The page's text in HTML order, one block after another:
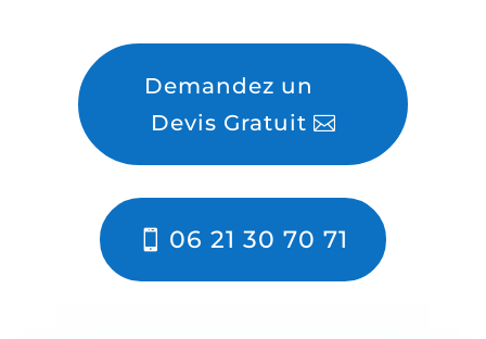
Demandez un
Devis Gratuit
06 21 30 70 71